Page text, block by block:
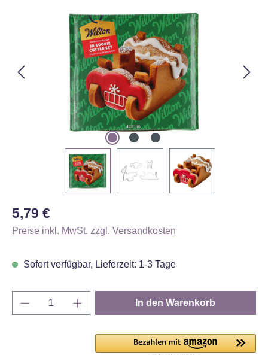
Regulärer Preis:
5,79 €
Preise inkl. MwSt. zzgl. Versandkosten
Sofort verfügbar, Lieferzeit: 1-3 Tage
Produkt Anzahl: Gib den gewünschten
In den Warenkorb